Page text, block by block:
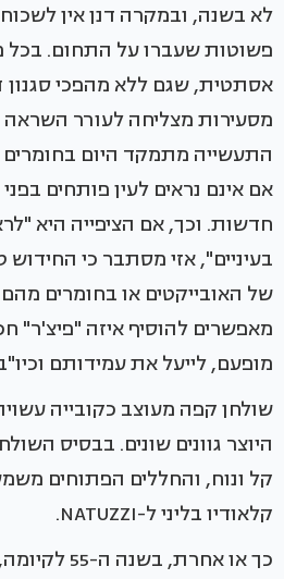
לא בשנה, ובמקרה דנן אין
פשוטות שעברו על התחום. בכל
אסתטית, שגם ללא מהפכי סגנון
מסעירות מצליחה לעורר השראה
התעשייה מתמקד היום בחומרים
אם אינם נראים לעין פותחים
חדשות. וכך, אם הציפייה היא
בעיניים", אזי מסתבר כי
של האובייקטים או בחומרים
מאפשרים להוסיף איזה "פיצ'ר"
מופעם, לייעל את עמידותם
שולחן קפה מעוצב כקובייה
היוצר גוונים שונים. בבסיס
קל ונוח, והחללים הפתוחים
קלאודיו בליני ל-NATUZZI.
כך או אחרת,